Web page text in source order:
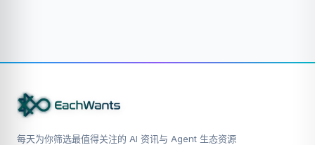
每天为你筛选最值得关注的 AI 资讯与 Agent 生态资源